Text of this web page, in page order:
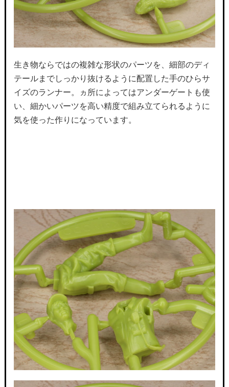
生き物ならではの複雑な形状のパーツを、細部のディ
テールまでしっかり抜けるように配置した手のひらサ
イズのランナー。ヵ所によってはアンダーゲートも使
い、細かいパーツを高い精度で組み立てられるように
気を使った作りになっています。